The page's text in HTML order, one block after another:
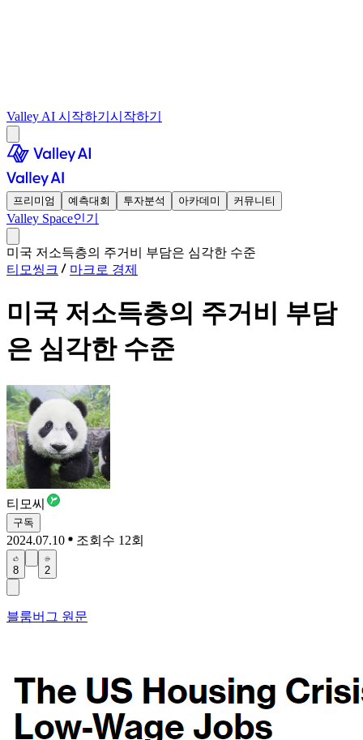
Valley AI 시작하기 시작하기
프리미엄 예측대회 투자분석 아카데미 커뮤니티
Valley Space인기
미국 저소득층의 주거비 부담은 심각한 수준
티모씽크
마크로 경제
미국 저소득층의 주거비 부담
은 심각한 수준
티모씨
구독
2024.07.10 조회수 12회
8 2
블룸버그 원문